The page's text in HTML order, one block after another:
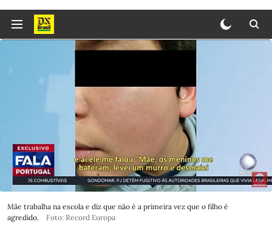
Mãe trabalha na escola e diz que não é a primeira vez que o filho é
agredido.
Foto: Record Europa